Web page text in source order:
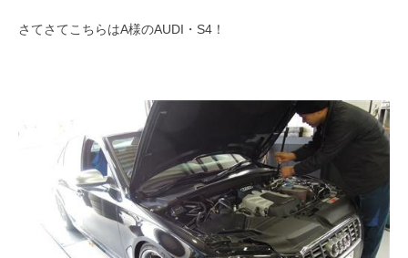
さてさてこちらはA様のAUDI・S4！